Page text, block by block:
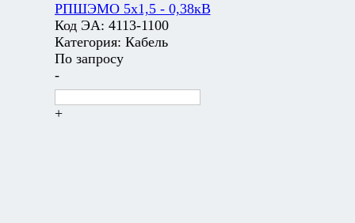
РПШЭМО 5х1,5 - 0,38кВ
Код ЭА: 4113-1100
Категория: Кабель
По запросу
-
+